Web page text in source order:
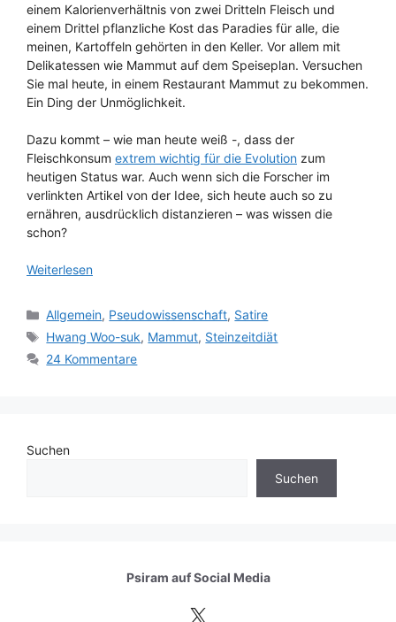
einem Kalorienverhältnis von zwei Dritteln Fleisch und
einem Drittel pflanzliche Kost das Paradies für alle, die
meinen, Kartoffeln gehörten in den Keller. Vor allem mit
Delikatessen wie Mammut auf dem Speiseplan. Versuchen
Sie mal heute, in einem Restaurant Mammut zu bekommen.
Ein Ding der Unmöglichkeit.
Dazu kommt – wie man heute weiß -, dass der
Fleischkonsum extrem wichtig für die Evolution zum
heutigen Status war. Auch wenn sich die Forscher im
verlinkten Artikel von der Idee, sich heute auch so zu
ernähren, ausdrücklich distanzieren – was wissen die
schon?
Weiterlesen
Kategorien
Allgemein, Pseudowissenschaft, Satire
Schlagwörter
Hwang Woo-suk, Mammut, Steinzeitdiät
24 Kommentare
Suchen
Suchen
Psiram aufSocial Media
X